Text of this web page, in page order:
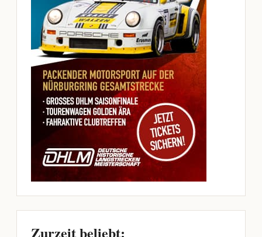
Zurzeit beliebt: